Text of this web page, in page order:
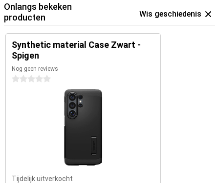
Onlangs bekeken
producten
Wis geschiedenis
Synthetic material Case Zwart -
Spigen
Nog geen reviews
0 sterren
Tijdelijk uitverkocht